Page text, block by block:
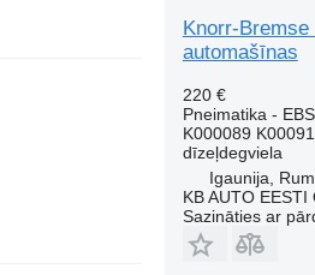
Knorr-
automašīnas
220 €
Pneimatika -
K000089
dīzeļdegviela
Igaunija,
KB AUTO EESTI
Sazināties ar